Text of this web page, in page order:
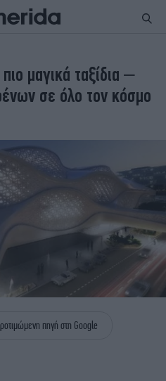
ΕΛΛΑΔΑ
ΚΟΣΜΟΣ
ΣΠΟΡ
ENGLISH EDITION
STORIES
TRAVEL
ΥΓΕΙΑ
ΟΛΥΜΠΙΑΚΟΙ ΑΓΩΝΕΣ
iAUTOKINITO
ΖΩΔΙΑ
μαγικά ταξίδια –
σε όλο τον κόσμο
πηγή στη Google